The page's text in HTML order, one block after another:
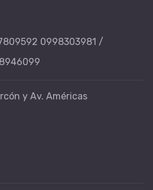
0998303981 /
y Av. Américas